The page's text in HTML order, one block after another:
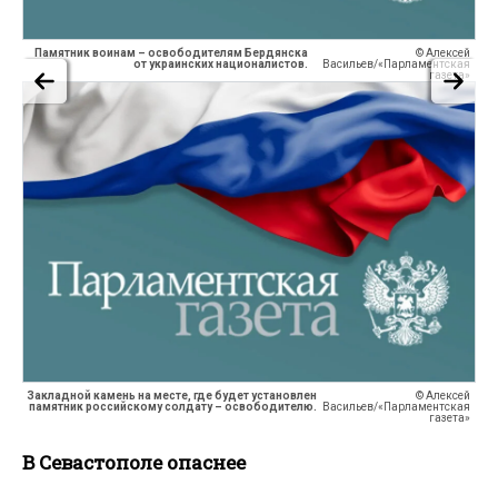
Памятник воинам – освободителям Бердянска
от украинских националистов.
© Алексей
Васильев/«Парламентская
газета»
Закладной камень на месте, где будет установлен
памятник российскому солдату – освободителю.
© Алексей
Васильев/«Парламентская
газета»
В Севастополе опаснее